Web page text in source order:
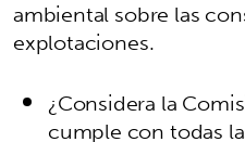
ambiental sobre las
explotaciones.
¿Considera la
cumple con todas